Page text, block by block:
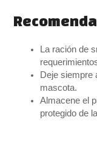
La ración de
Deje siempre
mascota.
Almacene el
protegido de